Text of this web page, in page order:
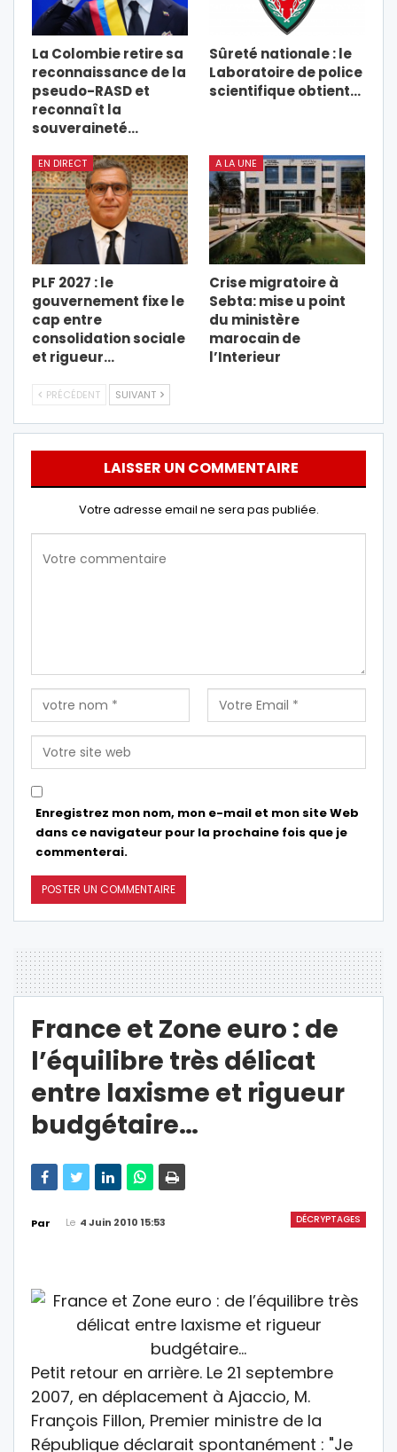
La Colombie retire sa
reconnaissance de la
pseudo-RASD et
reconnaît la
souveraineté…
Sûreté nationale : le
Laboratoire de police
scientifique obtient…
EN DIRECT
PLF 2027 : le
gouvernement fixe le
cap entre
consolidation sociale
et rigueur…
A LA UNE
Crise migratoire à
Sebta: mise u point
du ministère
marocain de
l’Interieur
PRÉCÉDENT SUIVANT
LAISSER UN COMMENTAIRE
Votre adresse email ne sera pas publiée.
Enregistrez mon nom, mon e-mail et mon site Web
dans ce navigateur pour la prochaine fois que je
commenterai.
France et Zone euro : de
l’équilibre très délicat
entre laxisme et rigueur
budgétaire…
DÉCRYPTAGES
Par Le 4 Juin 2010 15:53
Petit retour en arrière. Le 21 septembre
2007, en déplacement à Ajaccio, M.
François Fillon, Premier ministre de la
République déclarait spontanément : "Je